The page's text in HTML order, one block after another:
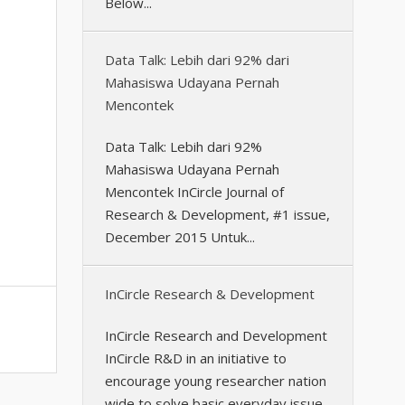
Data Talk: Lebih dari 92% dari
Mahasiswa Udayana Pernah
Mencontek
Data Talk: Lebih dari 92%
Mahasiswa Udayana Pernah
Mencontek InCircle Journal of
Research & Development, #1 issue,
December 2015 Untuk...
InCircle Research & Development
InCircle Research and Development
InCircle R&D in an initiative to
encourage young researcher nation